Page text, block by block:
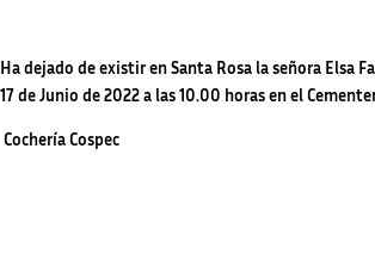
Ha dejado de existir en Santa Rosa la señora Elsa
17 de Junio de 2022 a las 10.00 horas en el
Cochería Cospec